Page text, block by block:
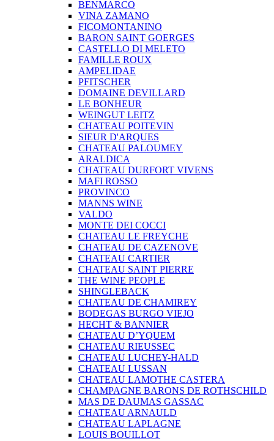
BENMARCO
VINA ZAMANO
FICOMONTANINO
BARON SAINT GOERGES
CASTELLO DI MELETO
FAMILLE ROUX
AMPELIDAE
PFITSCHER
DOMAINE DEVILLARD
LE BONHEUR
WEINGUT LEITZ
CHATEAU POITEVIN
SIEUR D'ARQUES
CHATEAU PALOUMEY
ARALDICA
CHATEAU DURFORT VIVENS
MAFI ROSSO
PROVINCO
MANNS WINE
VALDO
MONTE DEI COCCI
CHATEAU LE FREYCHE
CHATEAU DE CAZENOVE
CHATEAU CARTIER
CHATEAU SAINT PIERRE
THE WINE PEOPLE
SHINGLEBACK
CHATEAU DE CHAMIREY
BODEGAS BURGO VIEJO
HECHT & BANNIER
CHATEAU D’YQUEM
CHATEAU RIEUSSEC
CHATEAU LUCHEY-HALD
CHATEAU LUSSAN
CHATEAU LAMOTHE CASTERA
CHAMPAGNE BARONS DE ROTHSCHILD
MAS DE DAUMAS GASSAC
CHATEAU ARNAULD
CHATEAU LAPLAGNE
LOUIS BOUILLOT